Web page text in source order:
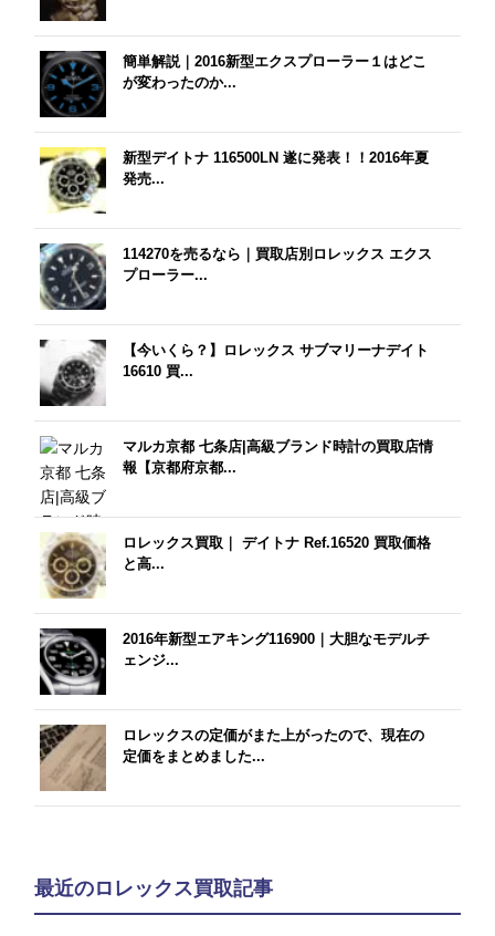
簡単解説｜2016新型エクスプローラー１はどこ
が変わったのか...
新型デイトナ 116500LN 遂に発表！！2016年夏
発売...
114270を売るなら｜買取店別ロレックス エクス
プローラー...
【今いくら？】ロレックス サブマリーナデイト
16610 買...
マルカ京都 七条店|高級ブランド時計の買取店情
報【京都府京都...
ロレックス買取｜ デイトナ Ref.16520 買取価格
と高...
2016年新型エアキング116900｜大胆なモデルチ
ェンジ...
ロレックスの定価がまた上がったので、現在の
定価をまとめました...
最近のロレックス買取記事